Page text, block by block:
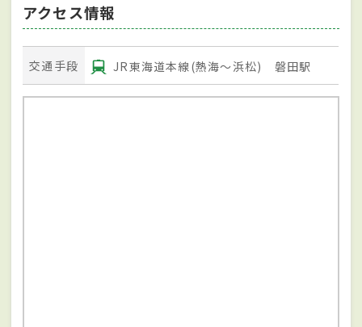
アクセス情報
交通手段 JR東海道本線(熱海～浜松) 磐田駅